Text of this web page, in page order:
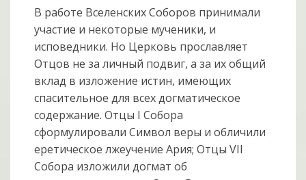
В работе Вселенских Соборов принимали
участие и некоторые мученики, и
исповедники. Но Церковь прославляет
Отцов не за личный подвиг, а за их общий
вклад в изложение истин, имеющих
спасительное для всех догматическое
содержание. Отцы I Собора
сформулировали Символ веры и обличили
еретическое лжеучение Ария; Отцы VII
Собора изложили догмат об